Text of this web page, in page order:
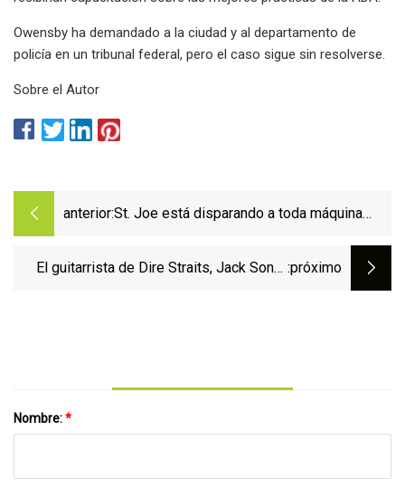
Owensby ha demandado a la ciudad y al departamento de
policía en un tribunal federal, pero el caso sigue sin resolverse.
Sobre el Autor
anterior:St. Joe está disparando a toda máquina
El guitarrista de Dire Straits, Jack Sonni, :próximo
Nombre:*